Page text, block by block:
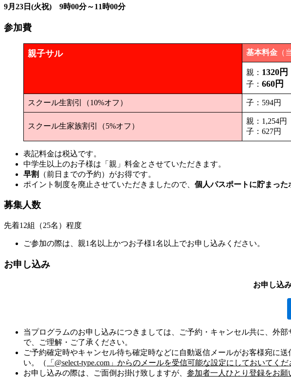
9月23日(火祝) 9時00分～11時00分
参加費
親子サル 基本料金 （
親： 1320円
子： 660円
スクール生割引（10%オフ） 子：594円
スクール生家族割引（5%オフ）
親：1,254円
子：627円
表記料金は税込です。
中学生以上のお子様は「親」料金とさせていただきます。
早割
（前日までの予約）がお得です。
ポイント制度を廃止させていただきましたので、 個人パスポートに貯まった
募集人数
先着12組（25名）程度
ご参加の際は、親1名以上かつお子様1名以上でお申し込みください。
お申し込み
お申し込
当プログラムのお申し込みにつきましては、ご予約・キャンセル共に、外部
で、ご理解・ご了承ください。
ご予約確定時やキャンセル待ち確定時などに自動返信メールがお客様宛に
い。（
「@select-type.com」からのメールを受信可能な設定にしておいてくだ
お申し込みの際は、ご面倒お掛け致しますが、 参加者一人ひとり登録をお願